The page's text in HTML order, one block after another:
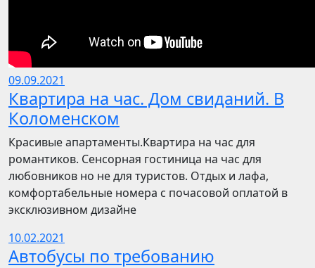
09.09.2021
Квартира на час. Дом свиданий. В
Коломенском
Красивые апартаменты.Квартира на час для
романтиков. Сенсорная гостиница на час для
любовников но не для туристов. Отдых и лафа,
комфортабельные номера с почасовой оплатой в
эксклюзивном дизайне
10.02.2021
Автобусы по требованию